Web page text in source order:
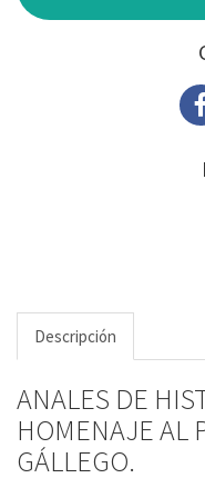
Descripción
ANALES DE
HOMENAJE AL
GÁLLEGO.